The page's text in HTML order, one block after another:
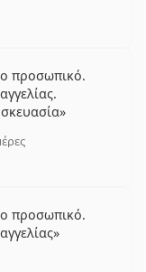
από 5
προσωπικό.
από 5
προσωπικό.